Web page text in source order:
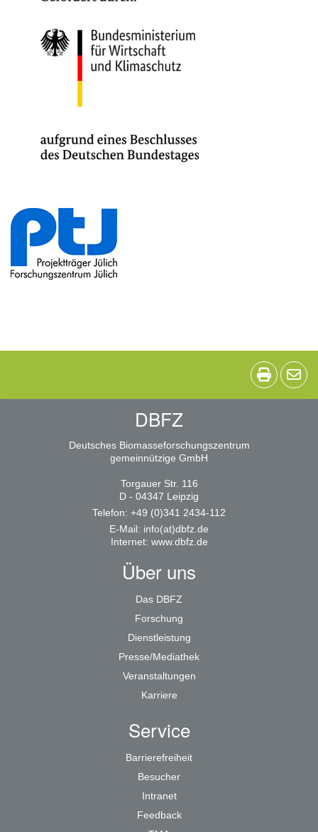
DBFZ
Deutsches Biomasseforschungszentrum
gemeinnützige GmbH
Torgauer Str. 116
D - 04347 Leipzig
Telefon: +49 (0)341 2434-112
E-Mail: info(at)dbfz.de
Internet: www.dbfz.de
Über uns
Das DBFZ
Forschung
Dienstleistung
Presse/Mediathek
Veranstaltungen
Karriere
Service
Barrierefreiheit
Besucher
Intranet
Feedback